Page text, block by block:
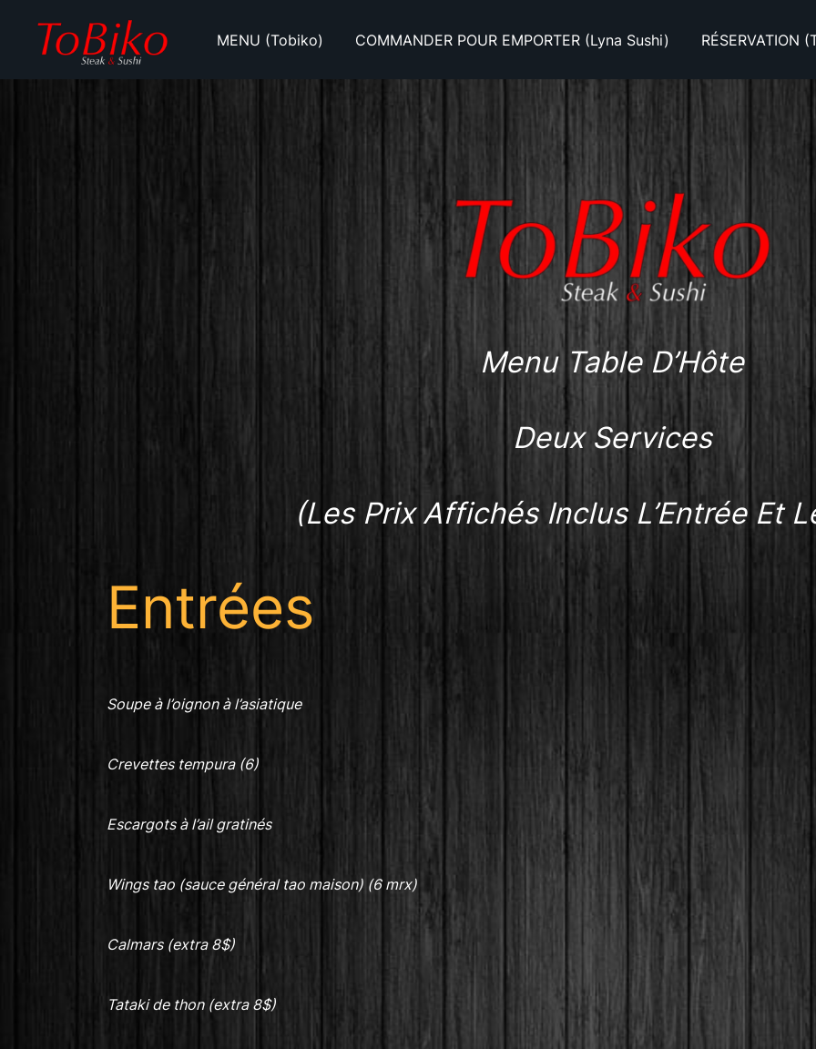
content
Tobiko Lynale Sushi
Tobiko Steak et Sushi / Lyna le Sushi
MENU (Tobiko) COMMANDER POUR EMPORTER (Lyna Sushi) RÉSERVATION
Menu Table D’Hôte
Deux Services
(Les Prix Affichés Inclus L’Entrée Et
Entrées
Soupe à l’oignon à l’asiatique
Crevettes tempura (6)
Escargots à l’ailgratinés
Wings tao (sauce général tao maison) (6 mrx)
Calmars (extra 8$)
Tataki de thon (extra 8$)